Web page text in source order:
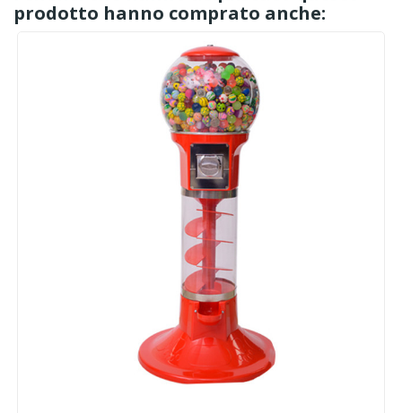
prodotto hanno comprato anche: